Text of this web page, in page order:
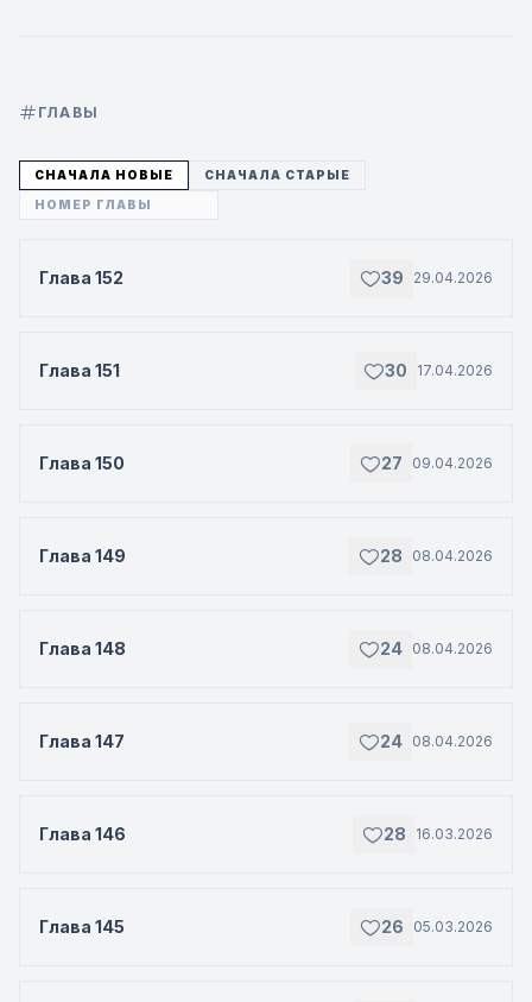
ГЛАВЫ
СНАЧАЛА НОВЫЕ СНАЧАЛА СТАРЫЕ
Глава 152 39 29.04.2026
Глава 151 30 17.04.2026
Глава 150 27 09.04.2026
Глава 149 28 08.04.2026
Глава 148 24 08.04.2026
Глава 147 24 08.04.2026
Глава 146 28 16.03.2026
Глава 145 26 05.03.2026